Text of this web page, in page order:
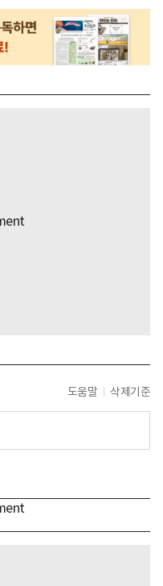
도움말 삭제기준